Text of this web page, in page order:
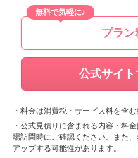
プラン
無料で気軽に♪
公式サイ
・料金は消費税・サービス料を含む
・公式見積りに含まれる内容・料
場訪問時にご確認ください。また
アップする可能性があります。